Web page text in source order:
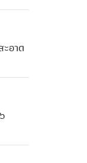
อาด